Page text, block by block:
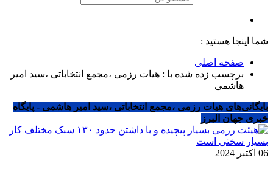
شما اینجا هستید :
صفحه اصلی
برچسب زده شده با : هیات رزمی ،مجمع انتخاباتی ،سید امیر
هاشمی
بایگانی‌های هیات رزمی ،مجمع انتخاباتی ،سید امیر هاشمی - پایگاه
خبری جهان البرز
06 اکتبر 2024